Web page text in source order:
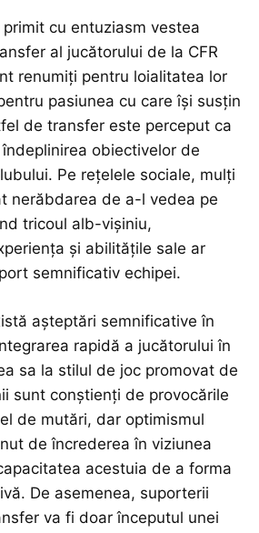
cu entuziasm vestea
al jucătorului de la CFR
renumiți pentru loialitatea lor
pasiunea cu care își susțin
de transfer este perceput ca
obiectivelor de
Pe rețelele sociale, mulți
nerăbdarea de a-l vedea pe
tricoul alb-vișiniu,
și abilitățile sale ar
semnificativ echipei.
așteptări semnificative în
rapidă a jucătorului în
sa la stilul de joc promovat de
sunt conștienți de provocările
de mutări, dar optimismul
de încrederea în viziunea
acestuia de a forma
De asemenea, suporterii
va fi doar începutul unei